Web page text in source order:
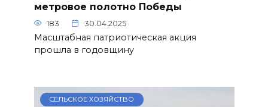
метровое полотно Победы
183 30.04.2025
Масштабная патриотическая акция
прошла в годовщину
СЕЛЬСКОЕ ХОЗЯЙСТВО